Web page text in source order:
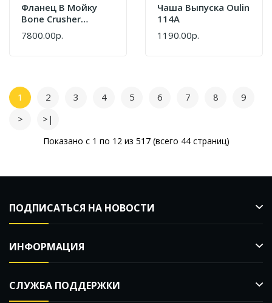
Фланец В Мойку
Bone Crusher
Светлое Золото
Для BC910/ 910
7800.00р.
Чаша Выпуска Oulin
114А
1190.00р.
1 2 3 4 5 6 7 8
9
>
>|
Показано с 1 по 12 из 517 (всего 44 страниц)
ПОДПИСАТЬСЯ НА НОВОСТИ
ИНФОРМАЦИЯ
СЛУЖБА ПОДДЕРЖКИ